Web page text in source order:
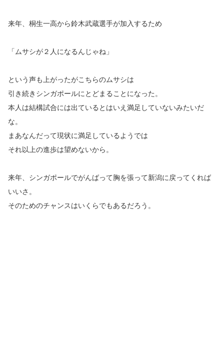
来年、桐生一高から鈴木武蔵選手が加入するため
「ムサシが２人になるんじゃね」
という声も上がったがこちらのムサシは
引き続きシンガポールにとどまることになった。
本人は結構試合には出ているとはいえ満足していないみたいだ
な。
まあなんだって現状に満足しているようでは
それ以上の進歩は望めないから。
来年、シンガポールでがんばって胸を張って新潟に戻ってくれば
いいさ。
そのためのチャンスはいくらでもあるだろう。